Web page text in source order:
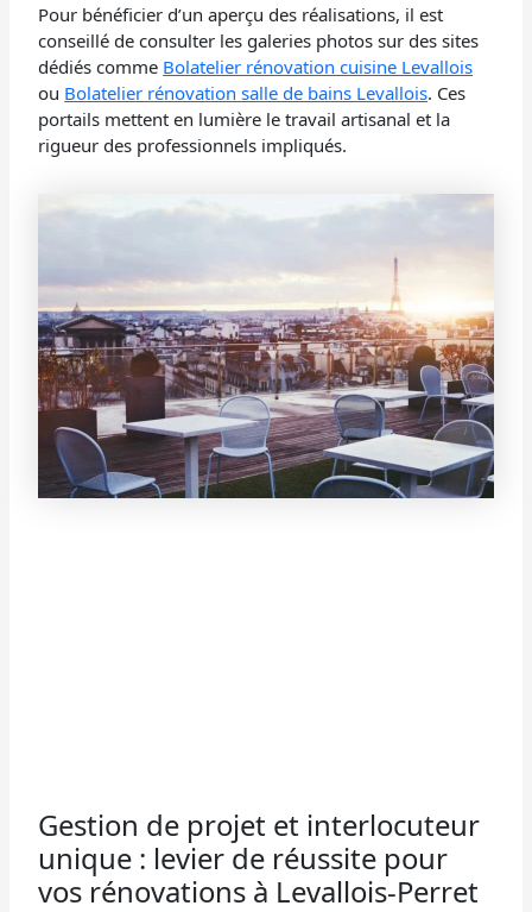
Pour bénéficier d’un aperçu des réalisations, il est
conseillé de consulter les galeries photos sur des sites
dédiés comme Bolatelier rénovation cuisine Levallois
ou Bolatelier rénovation salle de bains Levallois. Ces
portails mettent en lumière le travail artisanal et la
rigueur des professionnels impliqués.
Gestion de projet et interlocuteur
unique : levier de réussite pour
vos rénovations à Levallois-Perret